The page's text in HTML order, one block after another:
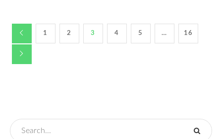
1 2 3 4 5 … 16